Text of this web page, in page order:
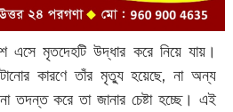
এসে মৃতদেহটি উদ্ধার করে নিয়ে যায়।
কারণে তাঁর মৃত্যু হয়েছে, না অন্য
তদন্ত করে তা জানার চেষ্টা হচ্ছে। এই